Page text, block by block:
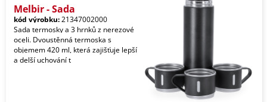
Melbir - Sada
kód výrobku:21347002000
Sada termosky a 3 hrnků z nerezové
oceli. Dvoustěnná termoska s
objemem 420 ml, která zajišťuje lepší
a delší uchování t